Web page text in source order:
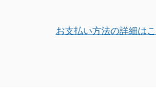
お支払い方法の詳細は